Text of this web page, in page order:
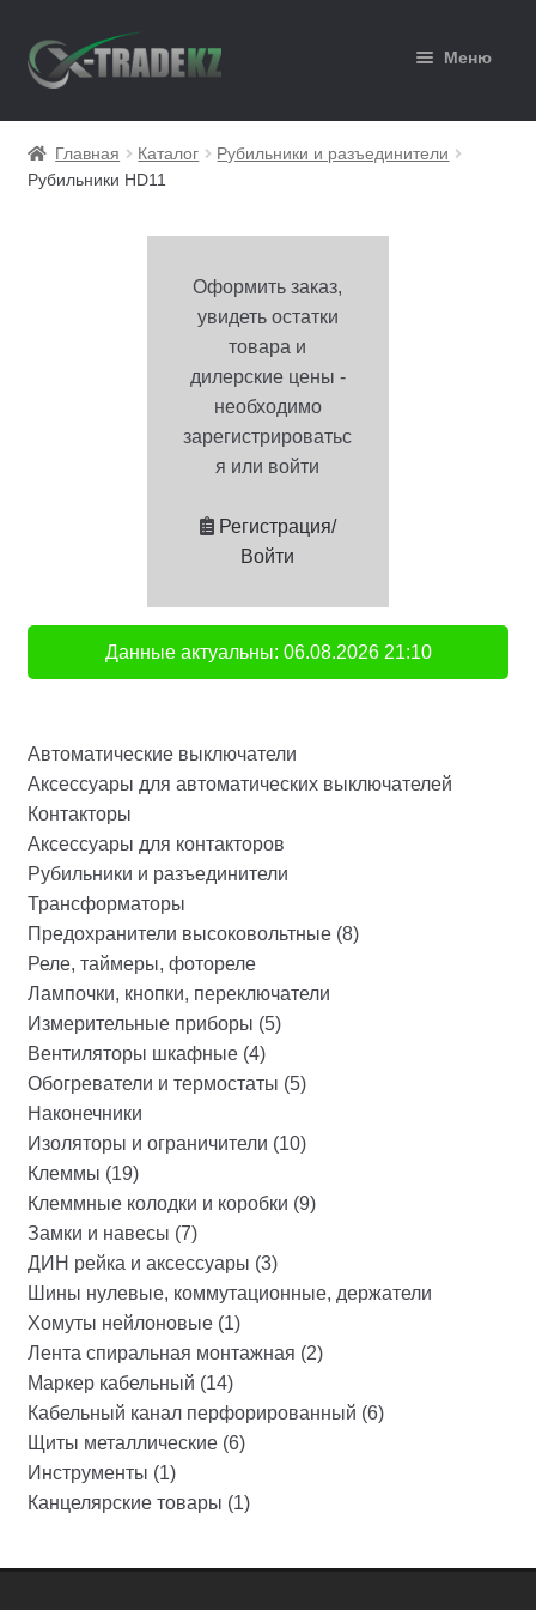
Перейти
к
Перейти
к
Меню
Главная
Каталог
Оформление заказа
Главная Каталог
Рубильники и разъединители
Рубильники HD11
Оформить заказ,
увидеть остатки
товара и
дилерские цены -
необходимо
зарегистрироватьс
я или войти
Регистрация/
Войти
Данные актуальны: 06.08.2026 21:10
Автоматические выключатели
Аксессуары для автоматических выключателей
Контакторы
Аксессуары для контакторов
Рубильники и разъединители
Трансформаторы
Предохранители высоковольтные (8)
Реле, таймеры, фотореле
Лампочки, кнопки, переключатели
Измерительные приборы (5)
Вентиляторы шкафные (4)
Обогреватели и термостаты (5)
Наконечники
Изоляторы и ограничители (10)
Клеммы (19)
Клеммные колодки и коробки (9)
Замки и навесы (7)
ДИН рейка и аксессуары (3)
Шины нулевые, коммутационные, держатели
Хомуты нейлоновые (1)
Лента спиральная монтажная (2)
Маркер кабельный (14)
Кабельный канал перфорированный (6)
Щиты металлические (6)
Инструменты (1)
Канцелярские товары (1)